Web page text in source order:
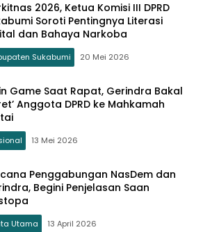
2026, Ketua Komisi III DPRD
Soroti Pentingnya Literasi
dan Bahaya Narkoba
Sukabumi 20 Mei 2026
Game Saat Rapat, Gerindra Bakal
Anggota DPRD ke Mahkamah
13 Mei 2026
Penggabungan NasDem dan
Begini Penjelasan Saan
Utama 13 April 2026